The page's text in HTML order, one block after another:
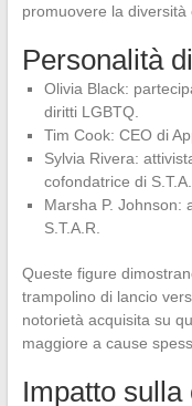
promuovere la diversità
Personalità
Olivia Black:
diritti LGBTQ.
Tim Cook: CEO di
Sylvia Rivera:
cofondatrice di
Marsha P. Johnson:
S.T.A.R.
Queste figure
trampolino di lancio
notorietà acquisita su
maggiore a cause
Impatto